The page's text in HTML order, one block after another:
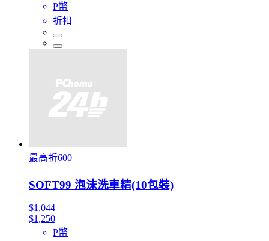
P幣
折扣
最高折600
SOFT99 泡沫洗車精(10包裝)
$1,044
$1,250
P幣